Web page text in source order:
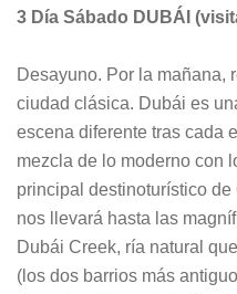
3 Día Sábado DUBÁI
Desayuno. Por la mañana,
ciudad clásica. Dubái es
escena diferente tras cada
mezcla de lo moderno con
principal destinoturístico
nos llevará hasta las
Dubái Creek, ría natural
(los dos barrios más